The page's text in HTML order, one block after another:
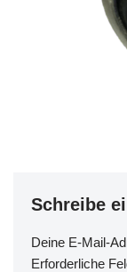
Schreibe
Deine E-Mail-
Erforderliche